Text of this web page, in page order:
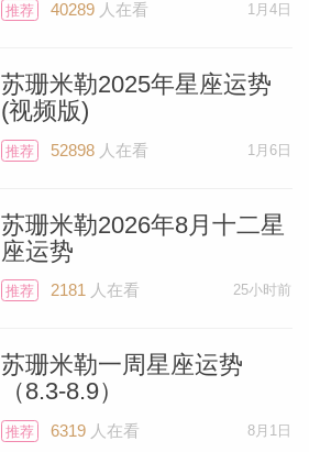
推荐 40289人在看 1月4日
苏珊米勒2025年星座运势
(视频版)
推荐 52898人在看 1月6日
苏珊米勒2026年8月十二星
座运势
推荐 2181人在看 25小时前
苏珊米勒一周星座运势
（8.3-8.9）
推荐 6319人在看 8月1日